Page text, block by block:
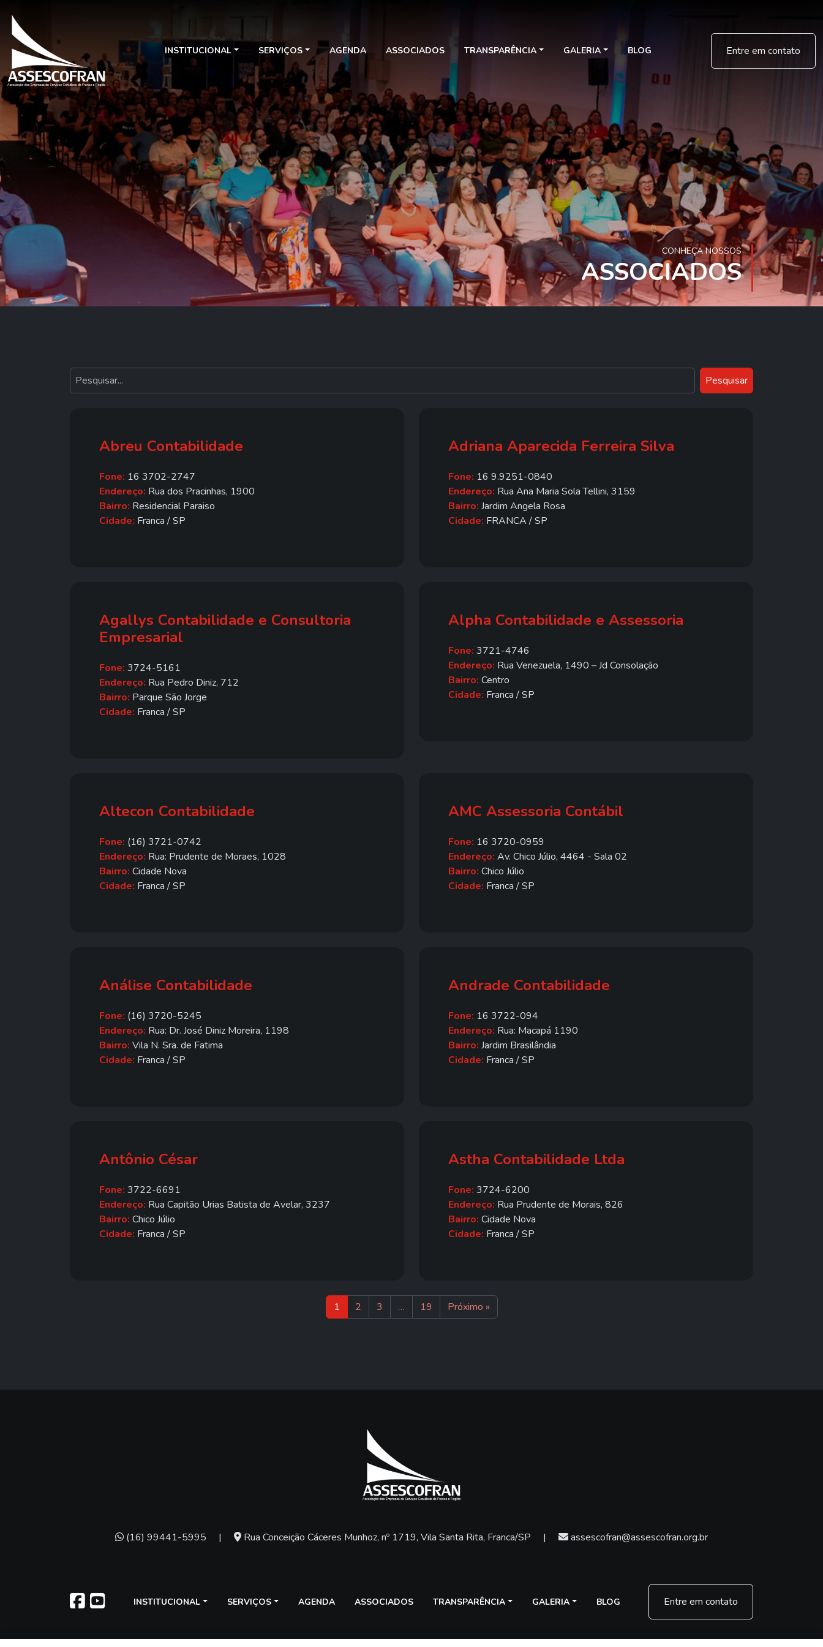
INSTITUCIONAL SERVIÇOS AGENDA ASSOCIADOS TRANSPARÊNCIA GALERIA BLOG Entre em contato
CONHEÇA NOSSOS
ASSOCIADOS
Pesquisar
Abreu Contabilidade
Fone: 16 3702-2747
Endereço: Rua dos Pracinhas, 1900
Bairro: Residencial Paraiso
Cidade: Franca / SP
Adriana Aparecida Ferreira Silva
Fone: 16 9.9251-0840
Endereço: Rua Ana Maria Sola Tellini, 3159
Bairro: Jardim Angela Rosa
Cidade: FRANCA / SP
Agallys Contabilidade e Consultoria
Empresarial
Fone: 3724-5161
Endereço: Rua Pedro Diniz, 712
Bairro: Parque São Jorge
Cidade: Franca / SP
Alpha Contabilidade e Assessoria
Fone: 3721-4746
Endereço: Rua Venezuela, 1490 – Jd Consolação
Bairro: Centro
Cidade: Franca / SP
Altecon Contabilidade
Fone: (16) 3721-0742
Endereço: Rua: Prudente de Moraes, 1028
Bairro: Cidade Nova
Cidade: Franca / SP
AMC Assessoria Contábil
Fone: 16 3720-0959
Endereço: Av. Chico Júlio, 4464 - Sala 02
Bairro: Chico Júlio
Cidade: Franca / SP
Análise Contabilidade
Fone: (16) 3720-5245
Endereço: Rua: Dr. José Diniz Moreira, 1198
Bairro: Vila N. Sra. de Fatima
Cidade: Franca / SP
Andrade Contabilidade
Fone: 16 3722-094
Endereço: Rua: Macapá 1190
Bairro: Jardim Brasilândia
Cidade: Franca / SP
Antônio César
Fone: 3722-6691
Endereço: Rua Capitão Urias Batista de Avelar, 3237
Bairro: Chico Júlio
Cidade: Franca / SP
Astha Contabilidade Ltda
Fone: 3724-6200
Endereço: Rua Prudente de Morais, 826
Bairro: Cidade Nova
Cidade: Franca / SP
1 2 3 … 19 Próximo »
(16) 99441-5995 | Rua Conceição Cáceres Munhoz, nº 1719, Vila Santa Rita, Franca/SP | assescofran@assescofran.org.br
INSTITUCIONAL SERVIÇOS AGENDA ASSOCIADOS TRANSPARÊNCIA GALERIA BLOG Entre em contato